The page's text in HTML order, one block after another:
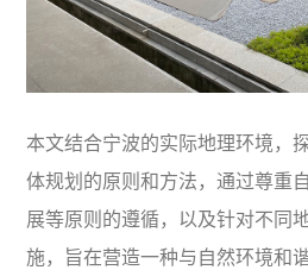
本文结合宁波的实际地理环境，
体规划的原则和方法，通过尊重
展等原则的遵循，以及针对不同
施，旨在营造一种与自然环境和